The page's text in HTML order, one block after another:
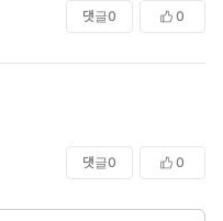
댓글0 0
댓글0 0